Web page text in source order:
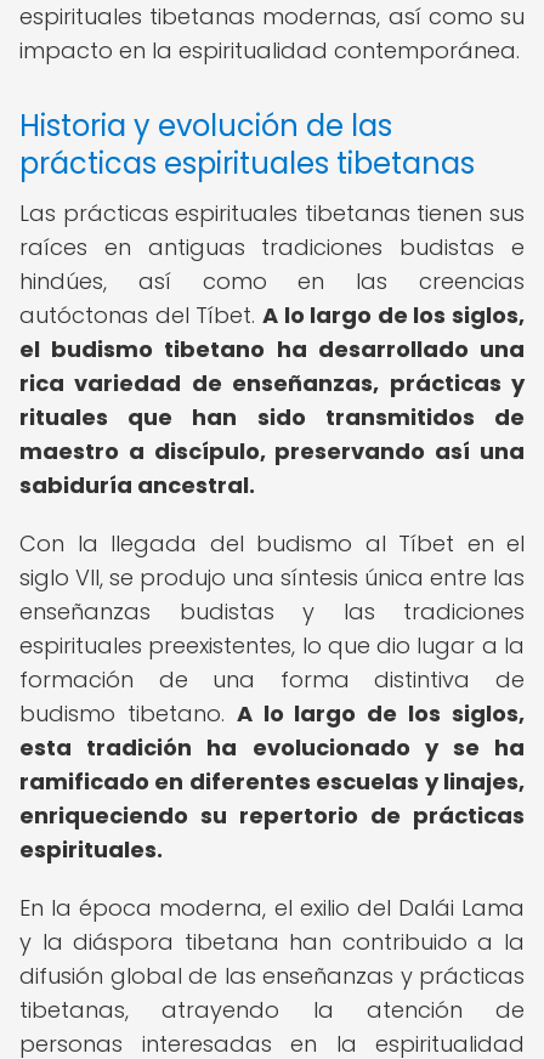
espirituales tibetanas modernas, así como su
impacto en la espiritualidad contemporánea.
Historia y evolución de las
prácticas espirituales tibetanas
Las prácticas espirituales tibetanas tienen sus
raíces en antiguas tradiciones budistas e
hindúes, así como en las creencias
autóctonas del Tíbet. A lo largo de los siglos,
el budismo tibetano ha desarrollado una
rica variedad de enseñanzas, prácticas y
rituales que han sido transmitidos de
maestro a discípulo, preservando así una
sabiduría ancestral.
Con la llegada del budismo al Tíbet en el
siglo VII, se produjo una síntesis única entre las
enseñanzas budistas y las tradiciones
espirituales preexistentes, lo que dio lugar a la
formación de una forma distintiva de
budismo tibetano. A lo largo de los siglos,
esta tradición ha evolucionado y se ha
ramificado en diferentes escuelas y linajes,
enriqueciendo su repertorio de prácticas
espirituales.
En la época moderna, el exilio del Dalái Lama
y la diáspora tibetana han contribuido a la
difusión global de las enseñanzas y prácticas
tibetanas, atrayendo la atención de
personas interesadas en la espiritualidad